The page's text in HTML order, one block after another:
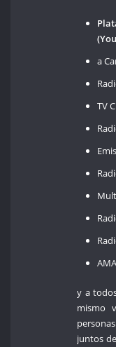
a
TV
y a
mismo
juntos